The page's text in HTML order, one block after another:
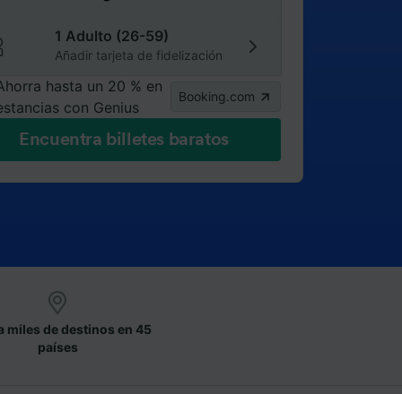
1 Adulto (26-59)
Añadir tarjeta de fidelización
hasta un 20 % en
con Genius
Booking.com
Encuentra billetes baratos
miles de destinos en 45
países